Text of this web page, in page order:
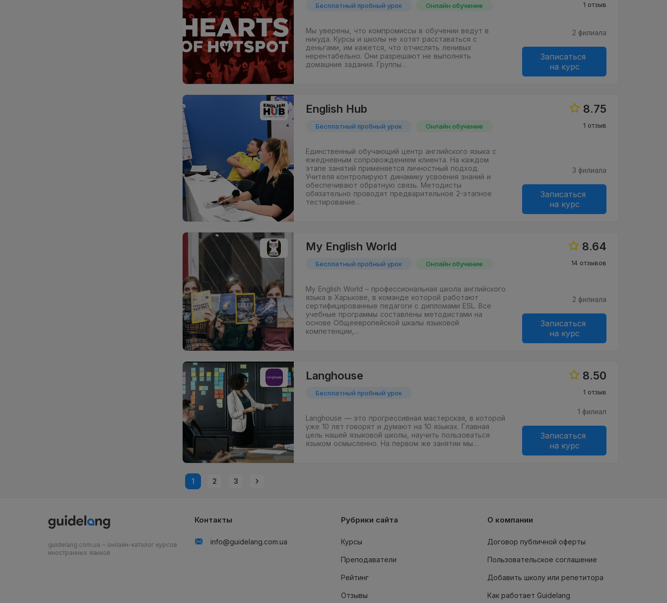
Бесплатный пробный урок Онлайн обучение
Мы уверены, что компромиссы в обучении ведут в
никуда. Курсы и школы не хотят расставаться с
деньгами, им кажется, что отчислять ленивых
нерентабельно. Они разрешают не выполнять
домашние задания. Группы…
1 отзыв
2 филиала
Записаться
на курс
English Hub
Бесплатный пробный урок Онлайн обучение
Единственный обучающий центр английского языка с
ежедневным сопровождением клиента. На каждом
этапе занятий применяется личностный подход.
Учителя контролируют динамику усвоения знаний и
обеспечивают обратную связь. Методисты
обязательно проводят предварительное 2-этапное
тестирование…
8.75
1 отзыв
3 филиала
Записаться
на курс
My English World
Бесплатный пробный урок Онлайн обучение
My English World – профессиональная школа английского
языка в Харькове, в команде которой работают
сертифицированные педагоги с дипломами ESL. Все
учебные программы составлены методистами на
основе Общеевропейской шкалы языковой
компетенции,…
8.64
14 отзывов
2 филиала
Записаться
на курс
Langhouse
Бесплатный пробный урок
Langhouse — это прогрессивная мастерская, в которой
уже 10 лет говорят и думают на 10 языках. Главная
цель нашей языковой школы, научить пользоваться
языком осмысленно. На первом же занятии мы…
8.50
1 отзыв
1 филиал
Записаться
на курс
1 2 3
guidelang.com.ua – онлайн-каталог курсов
иностранных языков
Контакты
info@guidelang.com.ua
Рубрики сайта
Курсы
Преподаватели
Рейтинг
Отзывы
О компании
Договор публичной оферты
Пользовательское соглашение
Добавить школу или репетитора
Как работает Guidelang